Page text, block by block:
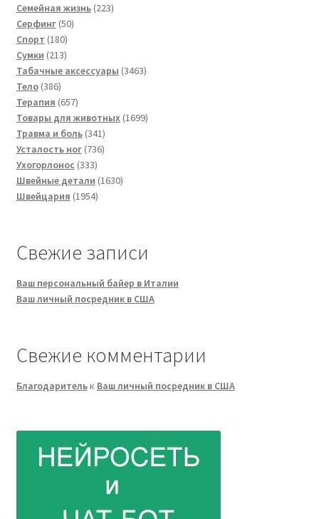
Семейная жизнь 223223
Серфинг 5050
Спорт 180180
товаров
Сумки 213213
товаров
Табачные аксессуары 34633463
Тело 386386
товаров
Терапия 657657
товаров
Товары для животных 16991699
Травма и боль 341341
товар
Усталость ног 736736
Ухогорлонос 333333
товара
Швейные детали 16301630
Швейцария 19541954
Свежие записи
Ваш персональный байер в Италии
Ваш личный посредник в США
Свежие комментарии
Благодарительк Ваш личный посредник в США